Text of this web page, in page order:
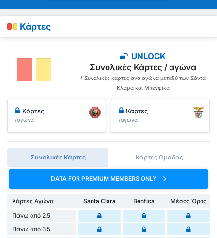
Κάρτες
UNLOCK
Συνολικές Κάρτες / αγώνα
* Συνολικές κάρτες ανά αγώνα μεταξύ των Σάντα
Κλάρα και Μπενφίκα
Κάρτες
/αγώνα
Κάρτες
/αγώνα
Συνολικές Κάρτες Κάρτες Ομάδας
DATA FOR PREMIUM MEMBERS ONLY
Κάρτες Αγώνα Santa Clara Benfica
Μέσος Όρος
Πάνω από 2.5
Πάνω από 3.5